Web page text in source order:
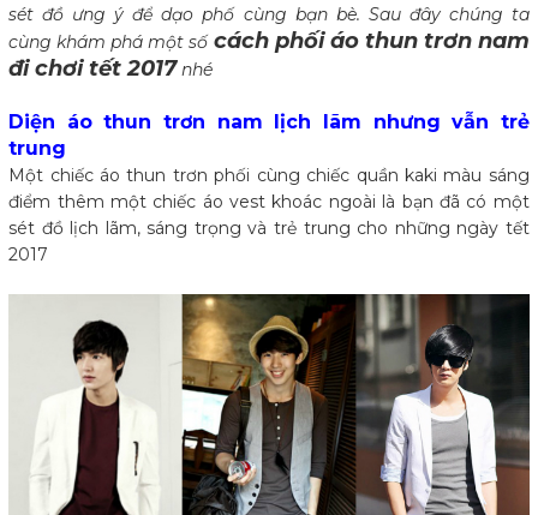
sét đồ ưng ý để dạo phố cùng bạn bè. Sau đây chúng ta
cùng khám phá một số cách phối áo thun trơn nam
đi chơi tết 2017nhé
Diện áo thun trơn nam lịch lãm nhưng vẫn trẻ
trung
Một chiếc áo thun trơn phối cùng chiếc quần kaki màu sáng
điểm thêm một chiếc áo vest khoác ngoài là bạn đã có một
sét đồ lịch lãm, sáng trọng và trẻ trung cho những ngày tết
2017